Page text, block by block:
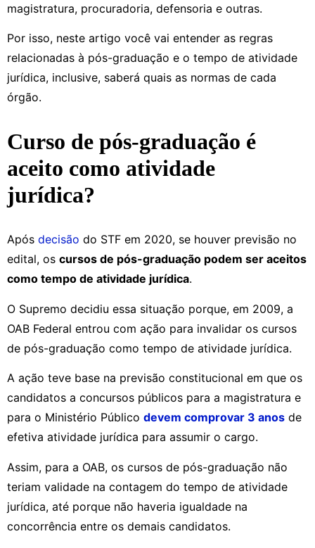
magistratura, procuradoria, defensoria e outras.
Por isso, neste artigo você vai entender as regras
relacionadas à pós-graduação e o tempo de atividade
jurídica, inclusive, saberá quais as normas de cada
órgão.
Curso de pós-graduação é
aceito como atividade
jurídica?
Após decisão do STF em 2020, se houver previsão no
edital, os cursos de pós-graduação podem ser aceitos
como tempo de atividade jurídica.
O Supremo decidiu essa situação porque, em 2009, a
OAB Federal entrou com ação para invalidar os cursos
de pós-graduação como tempo de atividade jurídica.
A ação teve base na previsão constitucional em que os
candidatos a concursos públicos para a magistratura e
para o Ministério Público devem comprovar 3 anos de
efetiva atividade jurídica para assumir o cargo.
Assim, para a OAB, os cursos de pós-graduação não
teriam validade na contagem do tempo de atividade
jurídica, até porque não haveria igualdade na
concorrência entre os demais candidatos.